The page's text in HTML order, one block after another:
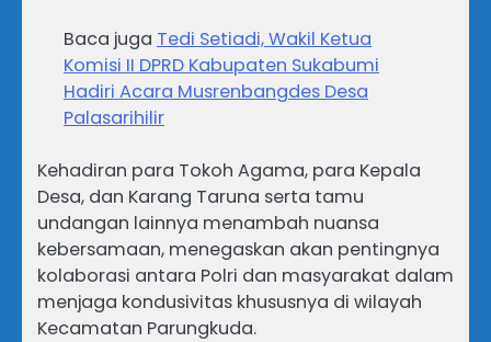
Baca juga Tedi Setiadi, Wakil Ketua
Komisi II DPRD Kabupaten Sukabumi
Hadiri Acara Musrenbangdes Desa
Palasarihilir
Kehadiran para Tokoh Agama, para Kepala
Desa, dan Karang Taruna serta tamu
undangan lainnya menambah nuansa
kebersamaan, menegaskan akan pentingnya
kolaborasi antara Polri dan masyarakat dalam
menjaga kondusivitas khususnya di wilayah
Kecamatan Parungkuda.